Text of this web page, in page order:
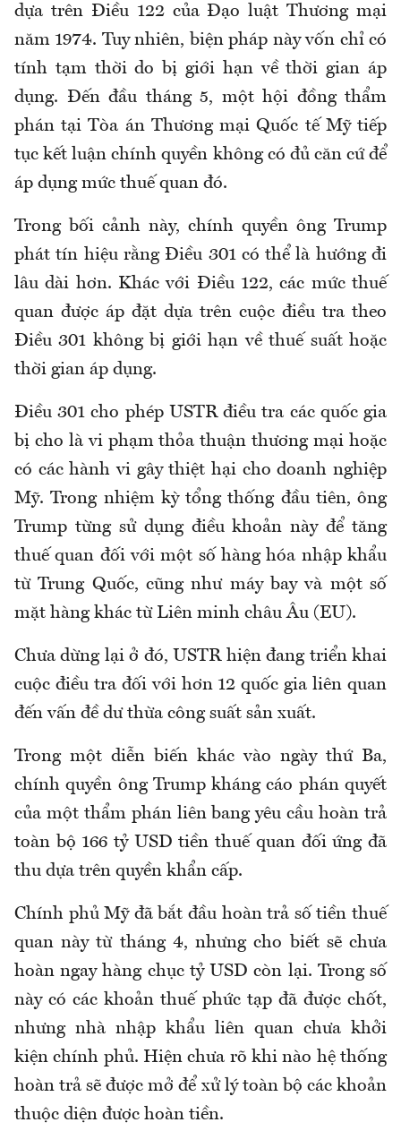
dựa trên Điều 122 của Đạo luật Thương mại
năm 1974. Tuy nhiên, biện pháp này vốn chỉ có
tính tạm thời do bị giới hạn về thời gian áp
dụng. Đến đầu tháng 5, một hội đồng thẩm
phán tại Tòa án Thương mại Quốc tế Mỹ tiếp
tục kết luận chính quyền không có đủ căn cứ để
áp dụng mức thuế quan đó.
Trong bối cảnh này, chính quyền ông Trump
phát tín hiệu rằng Điều 301 có thể là hướng đi
lâu dài hơn. Khác với Điều 122, các mức thuế
quan được áp đặt dựa trên cuộc điều tra theo
Điều 301 không bị giới hạn về thuế suất hoặc
thời gian áp dụng.
Điều 301 cho phép USTR điều tra các quốc gia
bị cho là vi phạm thỏa thuận thương mại hoặc
có các hành vi gây thiệt hại cho doanh nghiệp
Mỹ. Trong nhiệm kỳ tổng thống đầu tiên, ông
Trump từng sử dụng điều khoản này để tăng
thuế quan đối với một số hàng hóa nhập khẩu
từ Trung Quốc, cũng như máy bay và một số
mặt hàng khác từ Liên minh châu Âu (EU).
Chưa dừng lại ở đó, USTR hiện đang triển khai
cuộc điều tra đối với hơn 12 quốc gia liên quan
đến vấn đề dư thừa công suất sản xuất.
Trong một diễn biến khác vào ngày thứ Ba,
chính quyền ông Trump kháng cáo phán quyết
của một thẩm phán liên bang yêu cầu hoàn trả
toàn bộ 166 tỷ USD tiền thuế quan đối ứng đã
thu dựa trên quyền khẩn cấp.
Chính phủ Mỹ đã bắt đầu hoàn trả số tiền thuế
quan này từ tháng 4, nhưng cho biết sẽ chưa
hoàn ngay hàng chục tỷ USD còn lại. Trong số
này có các khoản thuế phức tạp đã được chốt,
nhưng nhà nhập khẩu liên quan chưa khởi
kiện chính phủ. Hiện chưa rõ khi nào hệ thống
hoàn trả sẽ được mở để xử lý toàn bộ các khoản
thuộc diện được hoàn tiền.